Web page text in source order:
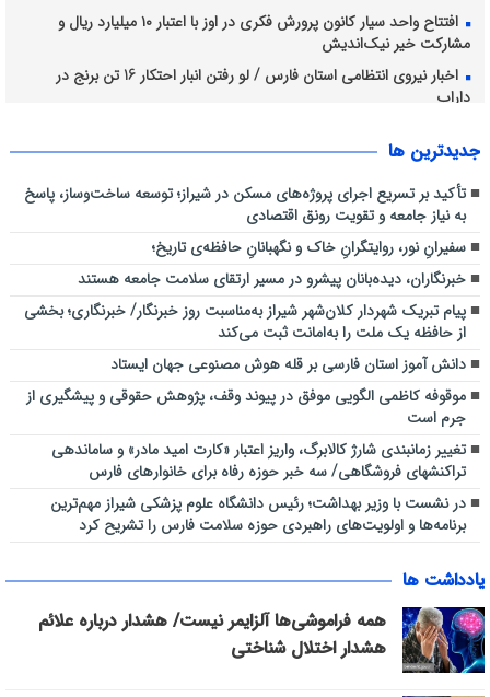
افتتاح واحد سیار کانون پرورش فکری در اوز با اعتبار ۱۰ میلیارد ریال و
مشارکت خیر نیک‌اندیش
اخبار نیروی انتظامی استان فارس / لو رفتن انبار احتکار 16 تن برنج در
داراب
نظارت میدانی کارشناسان دفتر بازرسی و مدیریت عملکرد دانشگاه علوم
پزشکی شیراز بر روند ارائه خدمات سلامت به زائران اربعین حسینی در عراق
جديدترين ها
تأکید بر تسریع اجرای پروژه‌های مسکن در شیراز؛ توسعه ساخت‌وساز، پاسخ
به نیاز جامعه و تقویت رونق اقتصادی
سفیرانِ نور، روایتگرانِ خاک و نگهبانانِ حافظه‌ی تاریخ؛
خبرنگاران، دیده‌بانان پیشرو در مسیر ارتقای سلامت جامعه هستند
پیام تبریک شهردار کلان‌شهر شیراز به‌مناسبت روز خبرنگار/ خبرنگاری؛ بخشی
از حافظه یک ملت را به‌امانت ثبت می‌کند
دانش آموز استان فارسی بر قله هوش مصنوعی جهان ایستاد
موقوفه کاظمی الگویی موفق در پیوند وقف، پژوهش حقوقی و پیشگیری از
جرم است
تغییر زمانبندی شارژ کالابرگ، واریز اعتبار «کارت امید مادر» و ساماندهی
تراکنشهای فروشگاهی/ سه خبر حوزه رفاه برای خانوارهای فارس
در نشست با وزیر بهداشت؛ رئیس دانشگاه علوم پزشکی شیراز مهم‌ترین
برنامه‌ها و اولویت‌های راهبردی حوزه سلامت فارس را تشریح کرد
یادداشت ها
همه فراموشی‌ها آلزایمر نیست/ هشدار درباره علائم
هشدار اختلال شناختی